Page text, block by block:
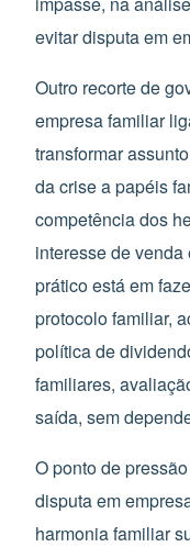
evitar disputa em
Outro recorte de
empresa familiar
transformar
da crise a papéis
competência dos
interesse de
prático está em
protocolo familiar,
política de
familiares,
saída, sem
O ponto de
disputa em
harmonia familiar